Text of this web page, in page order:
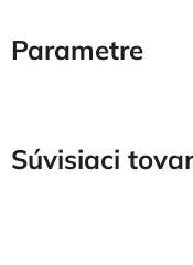
Parametre
Súvisiaci tovar